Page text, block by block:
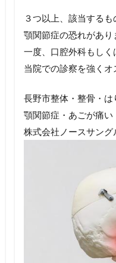
３つ以上、該当するも
顎関節症の恐れがあり
一度、口腔外科もしく
当院での診察を強くオ
長野市整体・整骨・
顎関節症・あごが痛
株式会社ノースサング